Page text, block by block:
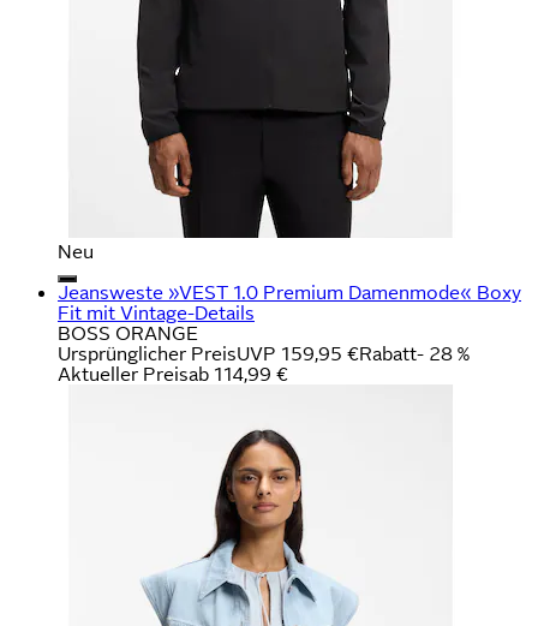
Neu
Jeansweste »VEST 1.0 Premium Damenmode« Boxy
Fit mit Vintage-Details
BOSS ORANGE
Ursprünglicher PreisUVP 159,95 €Rabatt- 28 %
Aktueller Preisab 114,99 €